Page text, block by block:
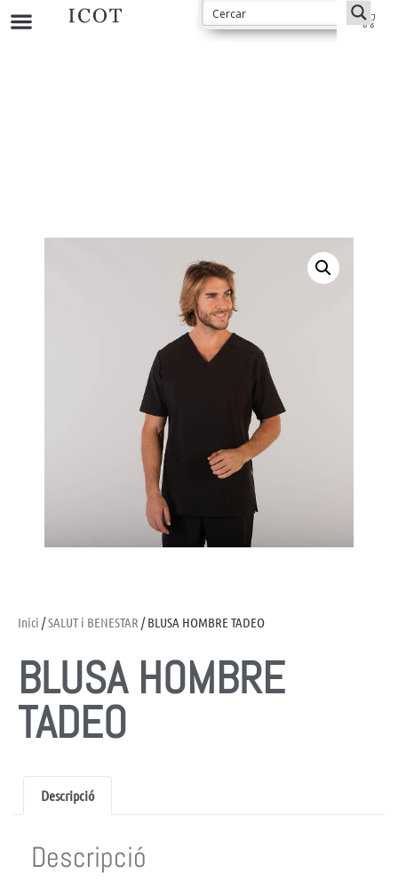
Inici /SALUT i BENESTAR / BLUSA HOMBRE TADEO
BLUSA HOMBRE
TADEO
Descripció
Descripció